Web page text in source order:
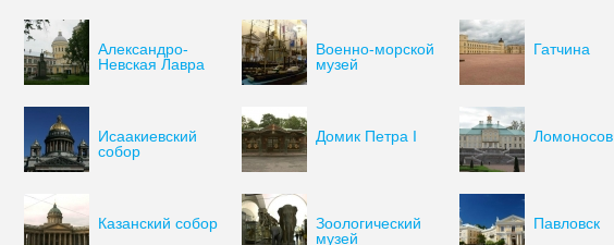
Александро-
Невская Лавра
Исаакиевский
собор
Казанский собор
Военно-морской
музей
Домик Петра I
Зоологический
музей
Гатчина
Ломоносов
Павловск